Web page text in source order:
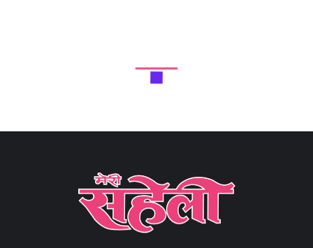
Next Article
नेशनल हैंडलूम डे पर बुनकर को लेकर कंगना रनौत की सराहनीय
अपील (Kangana Ranaut’s commendable appeal
regarding weavers on National Handloom Day)